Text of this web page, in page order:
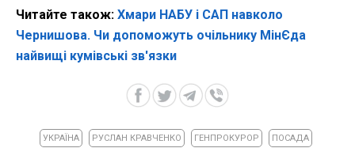
Читайте також: Хмари НАБУ і САП навколо
Чернишова. Чи допоможуть очільнику МінЄда
найвищі кумівські зв'язки
УКРАЇНА РУСЛАН КРАВЧЕНКО ГЕНПРОКУРОР ПОСАДА